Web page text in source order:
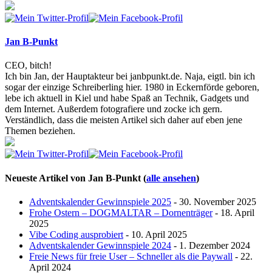
tabs
change
below.
Jan B-Punkt
CEO, bitch!
Ich bin Jan, der Hauptakteur bei janbpunkt.de. Naja, eigtl. bin ich
sogar der einzige Schreiberling hier. 1980 in Eckernförde geboren,
lebe ich aktuell in Kiel und habe Spaß an Technik, Gadgets und
dem Internet. Außerdem fotografiere und zocke ich gern.
Verständlich, dass die meisten Artikel sich daher auf eben jene
Themen beziehen.
Neueste Artikel von Jan B-Punkt (alle ansehen)
Adventskalender Gewinnspiele 2025 - 30. November 2025
Frohe Ostern – DOGMALTAR – Dornenträger- 18. April
2025
Vibe Coding ausprobiert - 10. April 2025
Adventskalender Gewinnspiele 2024 - 1. Dezember 2024
Freie News für freie User – Schneller als die Paywall - 22.
April 2024